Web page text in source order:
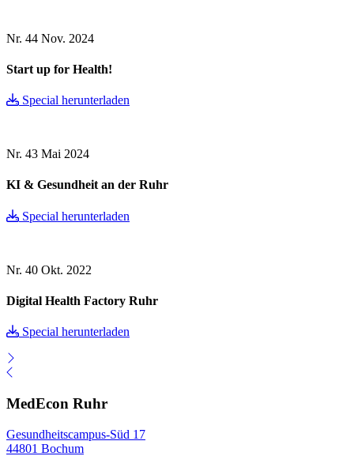
Nr. 44 Nov. 2024
Start up for Health!
Special herunterladen
Nr. 43 Mai 2024
KI & Gesundheit an der Ruhr
Special herunterladen
Nr. 40 Okt. 2022
Digital Health Factory Ruhr
Special herunterladen
MedEcon Ruhr
Gesundheitscampus-Süd 17
44801 Bochum